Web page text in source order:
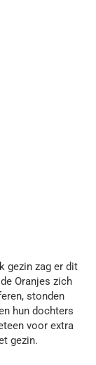
gezin zag er dit
Oranjes zich
stonden
hun dochters
voor extra
gezin.